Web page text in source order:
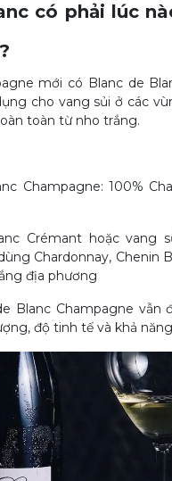
có phải lúc
mới có Blanc de
cho vang sủi ở các
toàn từ nho trắng.
Champagne: 100%
Crémant hoặc vang
Chardonnay, Chenin
địa phương
Blanc Champagne vẫn
độ tinh tế và khả